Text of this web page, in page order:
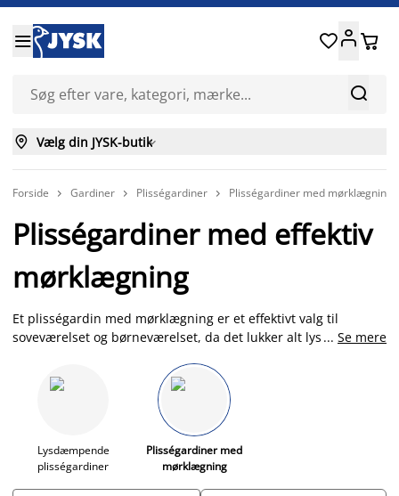


 
 Vælg din JYSK-butik
Forside  Gardiner  Plisségardiner  Plisségardiner med mørklægning
Plisségardiner med effektiv
mørklægning
Et plisségardin med mørklægning er et effektivt valg til
soveværelset og børneværelset, da det lukker alt lys ude, og
Hos JYSK finder du mørklægningsgardiner i sort, grå og hvid,
som enten betjenes ,ed snoretræk eller trådløst med et let
greb i underlisten. De fleste af vores
mørklægningsplisségardiner kan afkortes i bredden. Hvis de
almindelig størrelser gardiner ikke passer til dig hjem, kan du
købeplisségardiner i specialmål her
sortiment, og find et godt tilbud.
... Se mere
Lysdæmpende
plisségardiner
Plisségardiner med
mørklægning